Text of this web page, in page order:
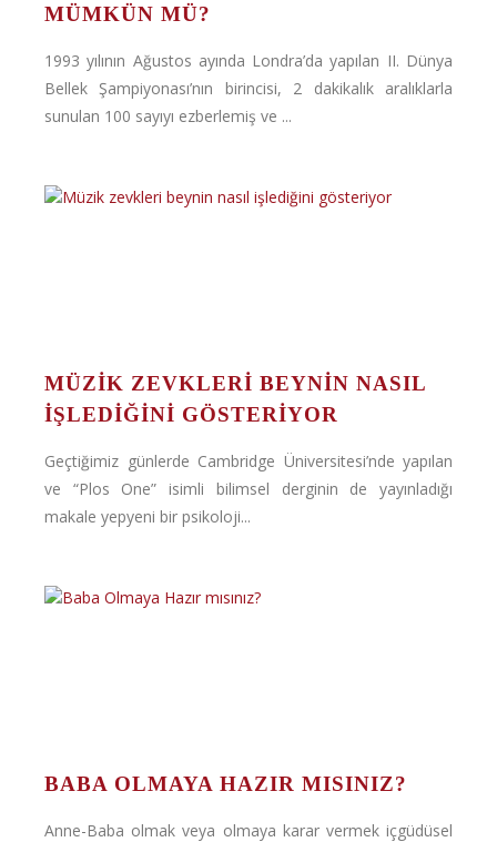
MÜMKÜN MÜ?
1993 yılının Ağustos ayında Londra’da yapılan II. Dünya
Bellek Şampiyonası’nın birincisi, 2 dakikalık aralıklarla
sunulan 100 sayıyı ezberlemiş ve ...
MÜZIK ZEVKLERI BEYNIN NASIL
IŞLEDIĞINI GÖSTERIYOR
Geçtiğimiz günlerde Cambridge Üniversitesi’nde yapılan
ve “Plos One” isimli bilimsel derginin de yayınladığı
makale yepyeni bir psikoloji...
BABA OLMAYA HAZIR MISINIZ?
Anne-Baba olmak veya olmaya karar vermek içgüdüsel